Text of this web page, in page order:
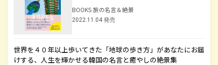
BOOKS 旅の名言＆絶景
2022.11.04 発売
世界を４０年以上歩いてきた「地球の歩き方」があなたにお届
けする、人生を輝かせる韓国の名言と癒やしの絶景集